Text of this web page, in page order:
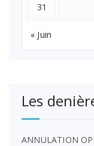
31
« Juin
Les
ANNULATION